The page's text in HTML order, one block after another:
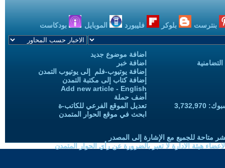
بنترست بلوكر فليبورد الموبايل بودكاست
اضافة موضوع جديد
اضافة خبر
إضافة يوتيوب-فلم إلى يوتيوب التمدن
إضافة كتاب إلى مكتبة التمدن
Add new article - English
أضف حملة
تعديل الموقع الفرعي للكاتب-ة
ابحث في موقع الحوار المتمدن
متاحة للجميع مع الإشارة إلى المصدر
هيئة الادارة لا تعبر بالضرورة عن رأي الحوار المتمدن